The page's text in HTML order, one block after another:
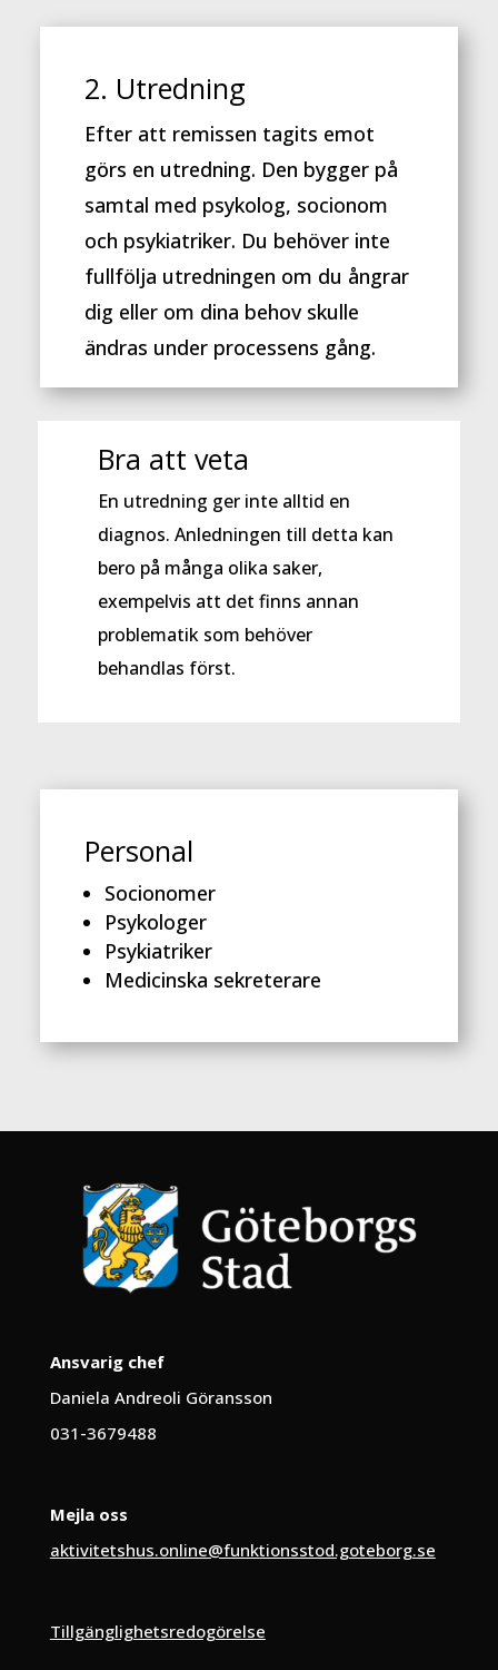
2. Utredning
Efter att remissen tagits emot
görs en utredning. Den bygger på
samtal med psykolog, socionom
och psykiatriker. Du behöver inte
fullfölja utredningen om du ångrar
dig eller om dina behov skulle
ändras under processens gång.
Bra att veta
En utredning ger inte alltid en
diagnos. Anledningen till detta kan
bero på många olika saker,
exempelvis att det finns annan
problematik som behöver
behandlas först.
Personal
Socionomer
Psykologer
Psykiatriker
Medicinska sekreterare
Ansvarig chef
Daniela Andreoli Göransson
031-3679488
Mejla oss
aktivitetshus.online@funktionsstod.goteborg.se
Tillgänglighetsredogörelse